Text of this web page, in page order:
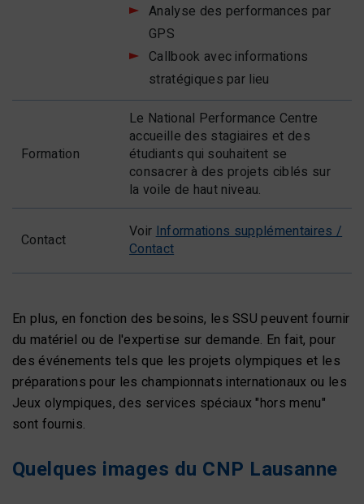
Analyse des performances par
GPS
Callbook avec informations
stratégiques par lieu
Formation
Le National Performance Centre
accueille des stagiaires et des
étudiants qui souhaitent se
consacrer à des projets ciblés sur
la voile de haut niveau.
Contact Voir Informations supplémentaires /
Contact
En plus, en fonction des besoins, les SSU peuvent fournir
du matériel ou de l'expertise sur demande. En fait, pour
des événements tels que les projets olympiques et les
préparations pour les championnats internationaux ou les
Jeux olympiques, des services spéciaux "hors menu"
sont fournis.
Quelques images du CNP Lausanne